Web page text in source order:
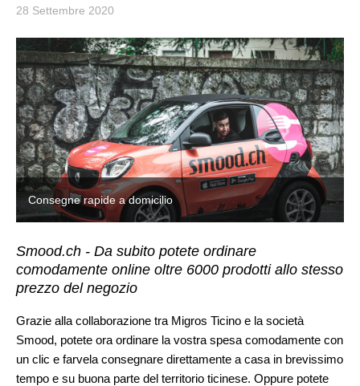
28 Settembre 2020
Consegne rapide a domicilio
Smood.ch - Da subito potete ordinare
comodamente online oltre 6000 prodotti allo stesso
prezzo del negozio
Grazie alla collaborazione tra Migros Ticino e la società
Smood, potete ora ordinare la vostra spesa comodamente con
un clic e farvela consegnare direttamente a casa in brevissimo
tempo e su buona parte del territorio ticinese. Oppure potete